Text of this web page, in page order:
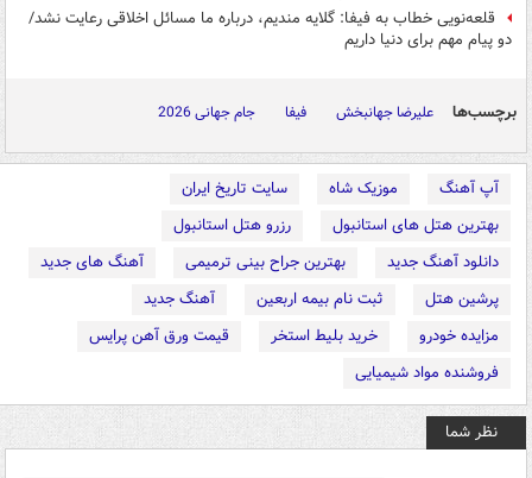
قلعه‌نویی خطاب به فیفا: گلایه مندیم، درباره ما مسائل اخلاقی رعایت نشد/
دو پیام مهم برای دنیا داریم
برچسب‌ها علیرضا جهانبخش فیفا جام جهانی 2026
آپ آهنگ موزیک شاه
سایت تاریخ ایران
بهترین هتل های استانبول
رزرو هتل استانبول
دانلود آهنگ جدید
بهترین جراح بینی ترمیمی
آهنگ های جدید
پرشین هتل
ثبت نام بیمه اربعین
آهنگ جدید
مزایده خودرو
خرید بلیط استخر
قیمت ورق آهن پرایس
فروشنده مواد شیمیایی
نظر شما